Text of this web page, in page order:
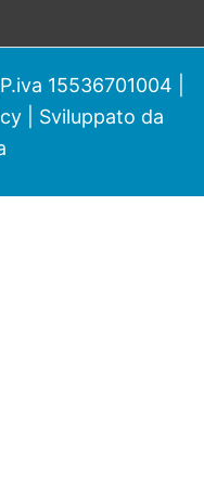
15536701004 |
| Sviluppato da